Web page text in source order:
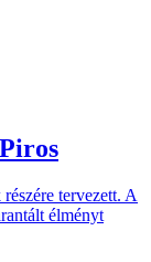
tervezett. A
élményt